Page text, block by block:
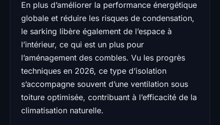
En plus d’améliorer la performance énergétique
globale et réduire les risques de condensation,
le sarking libère également de l’espace à
l’intérieur, ce qui est un plus pour
l’aménagement des combles. Vu les progrès
techniques en 2026, ce type d’isolation
s’accompagne souvent d’une ventilation sous
toiture optimisée, contribuant à l’efficacité de la
climatisation naturelle.